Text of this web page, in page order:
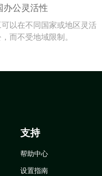
办公灵活性
可以在不同国家或地区灵活
而不受地域限制。
支持
帮助中心
设置指南